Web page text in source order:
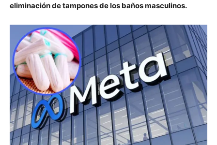
eliminación de tampones de los baños masculinos.